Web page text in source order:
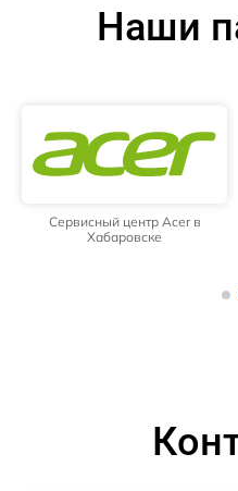
Наши
Сервисный центр Acer в
Хабаровске